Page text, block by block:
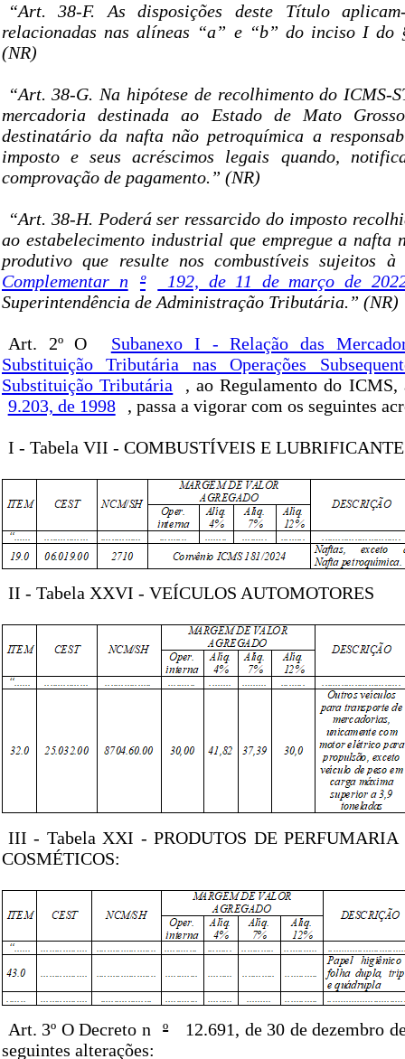
“Art. 38-F. As disposições deste Título
relacionadas nas alíneas “a” e “b” do inciso I do
(NR)
“Art. 38-G. Na hipótese de recolhimento do ICMS-
mercadoria destinada ao Estado de Mato
destinatário da nafta não petroquímica a
imposto e seus acréscimos legais quando,
comprovação de pagamento.” (NR)
“Art. 38-H. Poderá ser ressarcido do imposto
ao estabelecimento industrial que empregue a nafta
produtivo que resulte nos combustíveis sujeitos
Complementar n
º
192, de 11 de março de
Superintendência de Administração Tributária.” (NR)
Art. 2º O
Subanexo I - Relação das
Substituição Tributária nas Operações
Substituição Tributária
, ao Regulamento do
9.203, de 1998
, passa a vigorar com os seguintes
I - Tabela VII - COMBUSTÍVEIS E
II - Tabela XXVI - VEÍCULOS AUTOMOTORES
III - Tabela XXI - PRODUTOS DE PERFUMARIA
COSMÉTICOS:
Art. 3º O Decreto n º
12.691, de 30 de dezembro
seguintes alterações: